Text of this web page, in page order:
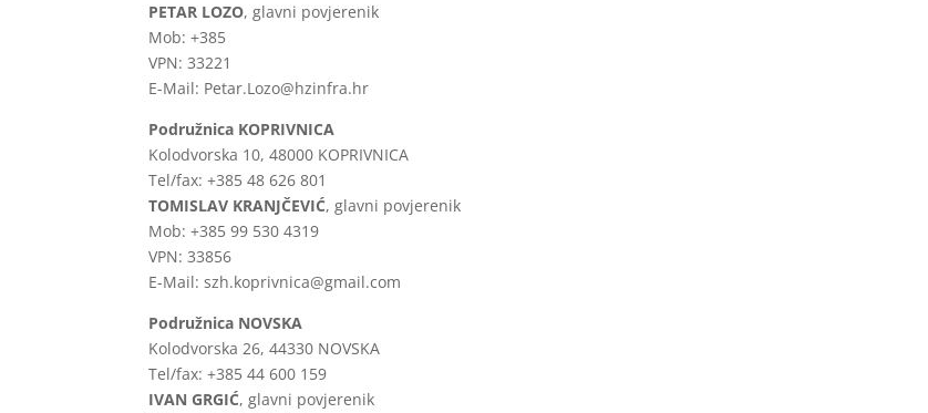
PETAR LOZO, glavni povjerenik
Mob: +385
VPN: 33221
E-Mail: Petar.Lozo@hzinfra.hr
Podružnica KOPRIVNICA
Kolodvorska 10, 48000 KOPRIVNICA
Tel/fax: +385 48 626 801
TOMISLAV KRANJČEVIĆ, glavni povjerenik
Mob: +385 99 530 4319
VPN: 33856
E-Mail: szh.koprivnica@gmail.com
Podružnica NOVSKA
Kolodvorska 26, 44330 NOVSKA
Tel/fax: +385 44 600 159
IVAN GRGIĆ, glavni povjerenik